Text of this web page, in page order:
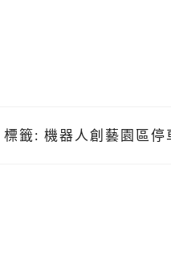
標籤: 機器人創藝園區停